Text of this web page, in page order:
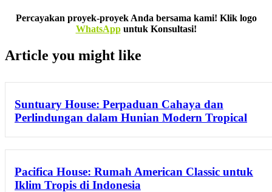
Percayakan proyek-proyek Anda bersama kami! Klik logo
WhatsApp untuk Konsultasi!
Article you might like
Suntuary House: Perpaduan Cahaya dan
Perlindungan dalam Hunian Modern Tropical
Pacifica House: Rumah American Classic untuk
Iklim Tropis di Indonesia